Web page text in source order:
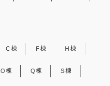
C棟 F棟 H棟
O棟 Q棟 S棟